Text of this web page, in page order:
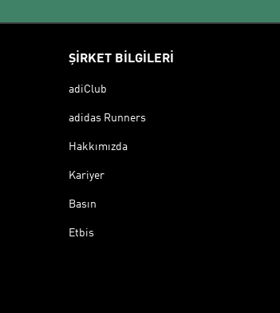
ŞİRKET BİLGİLERİ
adiClub
adidas Runners
Hakkımızda
Kariyer
Basın
Etbis